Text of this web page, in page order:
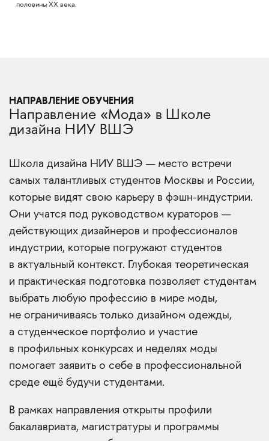
половины XX века.
НАПРАВЛЕНИЕ ОБУЧЕНИЯ
Направление «Мода» в Школе
дизайна НИУ ВШЭ
Школа дизайна НИУ ВШЭ — место встречи
самых талантливых студентов Москвы и России,
которые видят свою карьеру в фэшн-индустрии.
Они учатся под руководством кураторов —
действующих дизайнеров и профессионалов
индустрии, которые погружают студентов
в актуальный контекст. Глубокая теоретическая
и практическая подготовка позволяет студентам
выбрать любую профессию в мире моды,
не ограничиваясь только дизайном одежды,
а студенческое портфолио и участие
в профильных конкурсах и неделях моды
помогает заявить о себе в профессиональной
среде ещё будучи студентами.
В рамках направления открыты профили
бакалавриата, магистратуры и программы